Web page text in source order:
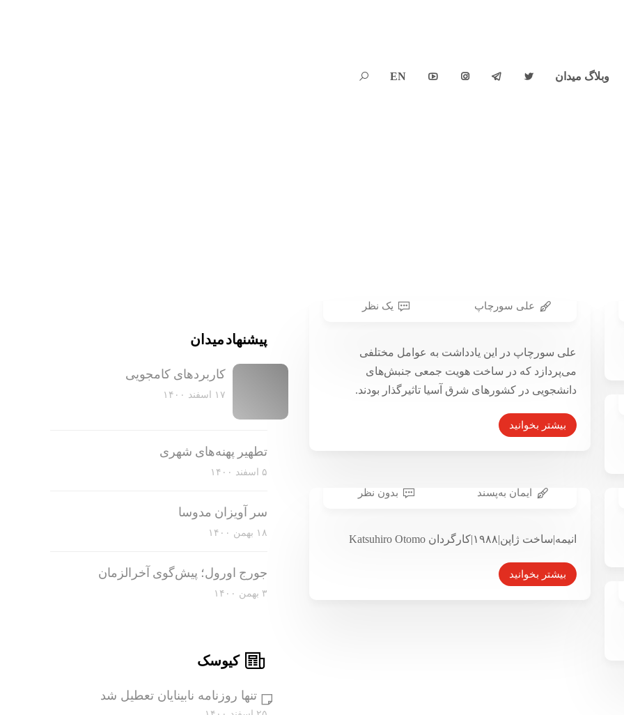
وبلاگ میدان 



EN

از درماندگی تا اعتراض
۱۰ تیر ۱۳۹۹
علی سورچاپ یک نظر
علی سورچاپ در این یادداشت به عوامل مختلفی
می‌پردازد که در ساخت هویت جمعی جنبش‌های
دانشجویی در کشورهای شرق آسیا تاثیرگذار بودند.
بیشتر بخوانید
۳ مرداد ۱۳۹۸
ایمان به‌پسند بدون نظر
انیمه|ساخت ژاپن|۱۹۸۸|کارگردان Katsuhiro Otomo
بیشتر بخوانید
پیشنهاد میدان
کاربرد‌های کامجویی
۱۷ اسفند ۱۴۰۰
تطهیر پهنه‌های شهری
۵ اسفند ۱۴۰۰
سر آویزان مدوسا
۱۸ بهمن ۱۴۰۰
جورج اورول؛ پیش‌گوی آخرالزمان
۳ بهمن ۱۴۰۰
کیوسک
تنها روزنامه نابینایان تعطیل شد